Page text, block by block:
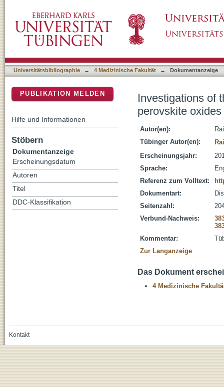
oxide-oxide interface
Universitätsbibliographie → 4 Medizinische Fakultät → Dokumentanzeige
Investigations of
perovskite
Autor(en):
Tübinger Autor(en):
Erscheinungsjahr:
Sprache:
Referenz zum Volltext:
Dokumentart:
Seitenzahl:
Verbund-Nachweis:
Kommentar:
Zur Langanzeige
Das Dokument
4 Medizinische
PUBLIKATION MELDEN
Hilfe und Informationen
Stöbern
Dokumentanzeige
Erscheinungsdatum
Autoren
Titel
DDC-Klassifikation
Kontakt